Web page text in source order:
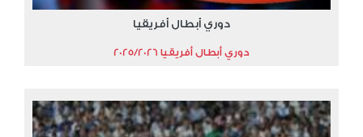
دوري أبطال أفريقيا
دوري أبطال أفريقيا 2025/2026